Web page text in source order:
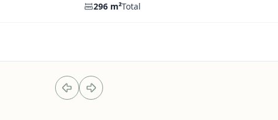
296 m²Total